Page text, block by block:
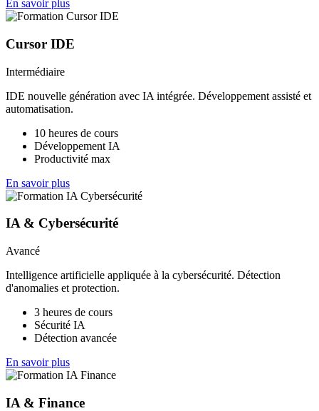
En savoir plus
Cursor IDE
Intermédiaire
IDE nouvelle génération avec IA intégrée. Développement assisté et
automatisation.
10 heures de cours
Développement IA
Productivité max
En savoir plus
IA & Cybersécurité
Avancé
Intelligence artificielle appliquée à la cybersécurité. Détection
d'anomalies et protection.
3 heures de cours
Sécurité IA
Détection avancée
En savoir plus
IA & Finance